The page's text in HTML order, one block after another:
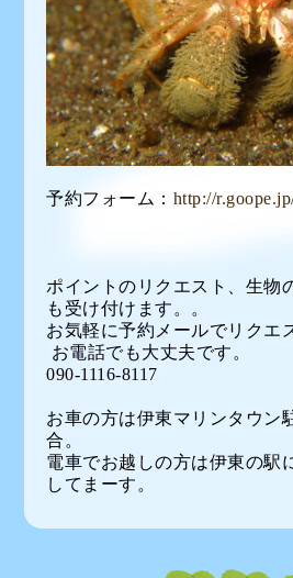
予約フォーム： http://
ポイントのリクエスト、生物
も受け付けます。。
お気軽に予約メールでリクエ
お電話でも大丈夫です。
090-1116-8117
お車の方は伊東マリンタウン
合。
電車でお越しの方は伊東の駅
してまーす。